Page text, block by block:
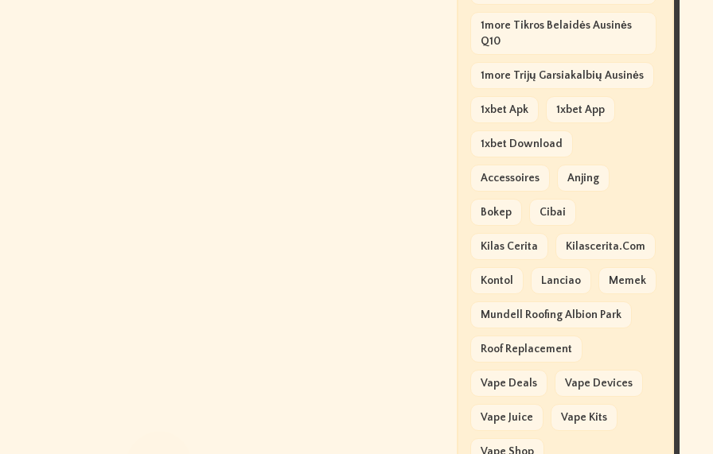
1more Tikros Belaidės Ausinės
Q10
1more Trijų Garsiakalbių Ausinės
1xbet Apk 1xbet App
1xbet Download
Accessoires Anjing
Bokep Cibai
Kilas Cerita Kilascerita.com
Kontol Lanciao Memek
Mundell Roofing Albion Park
Roof Replacement
Vape Deals Vape Devices
Vape Juice Vape Kits